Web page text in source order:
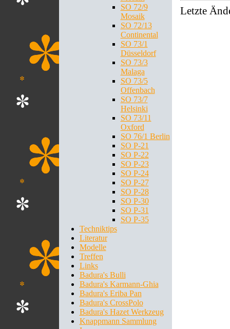
SO 72/9
Mosaik
SO 72/13
Continental
SO 73/1
Düsseldorf
SO 73/3
Malaga
SO 73/5
Offenbach
SO 73/7
Helsinki
SO 73/11
Oxford
SO 76/1 Berlin
SO P-21
SO P-22
SO P-23
SO P-24
SO P-27
SO P-28
SO P-30
SO P-31
SO P-35
Techniktips
Literatur
Modelle
Treffen
Links
Badura's Bulli
Badura's Karmann-Ghia
Badura's Eriba Pan
Badura's CrossPolo
Badura's Hazet Werkzeug
Knappmann Sammlung
Letzte